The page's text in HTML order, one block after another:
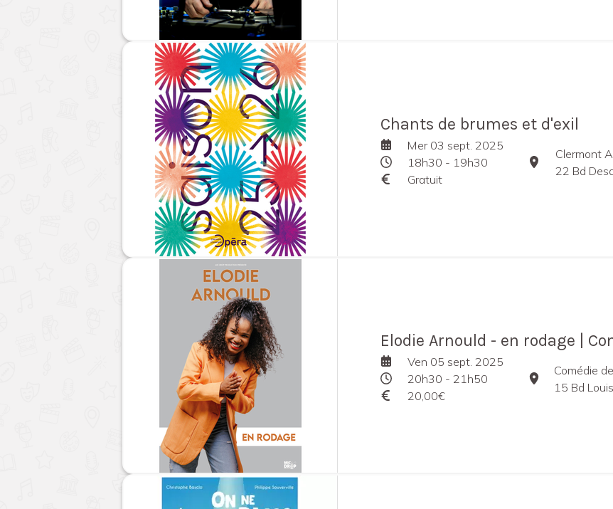
Chants de brumes et d'exil
Mer 03 sept. 2025
18h30 - 19h30
Gratuit
Clermont
22 Bd
Elodie Arnould - en rodage |
Ven 05 sept. 2025
20h30 - 21h50
20,00€
Comédie
15 Bd Louis